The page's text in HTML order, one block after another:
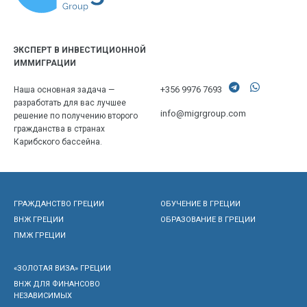
ЭКСПЕРТ В ИНВЕСТИЦИОННОЙ
ИММИГРАЦИИ
Наша основная задача —
разработать для вас лучшее
решение по получению второго
гражданства в странах
Карибского бассейна.
+356 9976 7693
info@migrgroup.com
ГРАЖДАНСТВО ГРЕЦИИ
ВНЖ ГРЕЦИИ
ПМЖ ГРЕЦИИ
ОБУЧЕНИЕ В ГРЕЦИИ
ОБРАЗОВАНИЕ В ГРЕЦИИ
«ЗОЛОТАЯ ВИЗА» ГРЕЦИИ
ВНЖ ДЛЯ ФИНАНСОВО
НЕЗАВИСИМЫХ